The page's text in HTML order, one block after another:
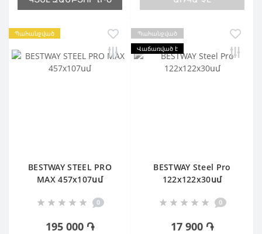
Պահանջված
BESTWAY STEEL PRO
MAX 457х107սմ
0
195 000 ֏
Պահանջված
Վաճառված է
BESTWAY Steel Pro
122х122х30սմ
0
17 900 ֏